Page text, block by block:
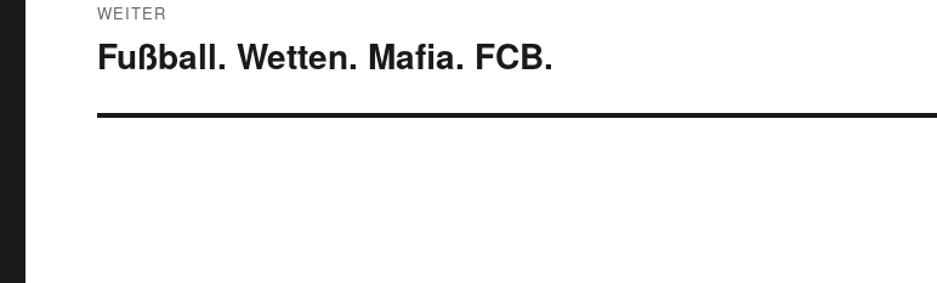
WEITER
Nächster
Fußball. Wetten. Mafia. FCB.